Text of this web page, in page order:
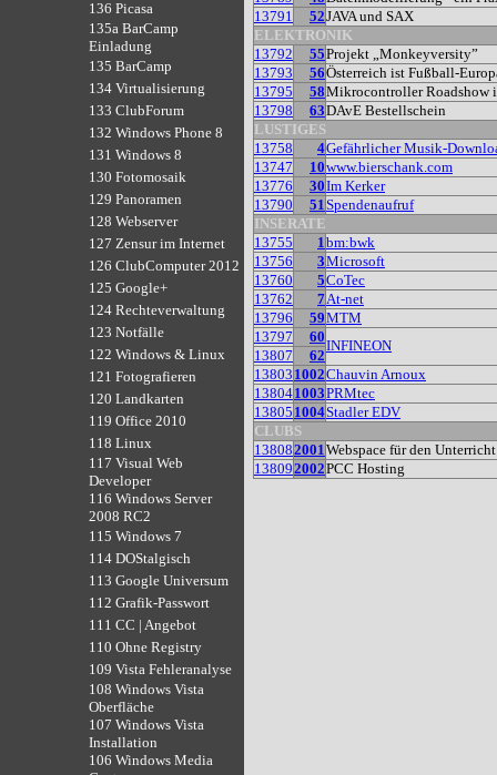
136 Picasa
135a BarCamp
Einladung
135 BarCamp
134 Virtualisierung
133 ClubForum
132 Windows Phone 8
131 Windows 8
130 Fotomosaik
129 Panoramen
128 Webserver
127 Zensur im Internet
126 ClubComputer 2012
125 Google+
124 Rechteverwaltung
123 Notfälle
122 Windows & Linux
121 Fotografieren
120 Landkarten
119 Office 2010
118 Linux
117 Visual Web
Developer
116 Windows Server
2008 RC2
115 Windows 7
114 DOStalgisch
113 Google Universum
112 Grafik-Passwort
111 CC | Angebot
110 Ohne Registry
109 Vista Fehleranalyse
108 Windows Vista
Oberfläche
107 Windows Vista
Installation
106 Windows Media
13791
52JAVA und SAX
ELEKTRONIK
13792
55Projekt „Monkeyversity”
13793
56Österreich ist Fußball-
13795
58Mikrocontroller Roadshow
13798
63DAvE Bestellschein
LUSTIGES
13758
4Gefährlicher Musik-
13747
10www.bierschank.com
13776
30Im Kerker
13790
51Spendenaufruf
INSERATE
13755
1bm:bwk
13756
3Microsoft
13760
5CoTec
13762
7At-net
13796
59MTM
13797
60
INFINEON
13807
62
13803 1002Chauvin Arnoux
138041003PRMtec
13805 1004Stadler EDV
CLUBS
138082001Webspace für den
138092002PCC Hosting